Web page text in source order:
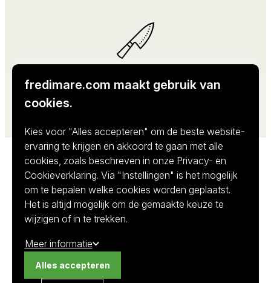
Professioneel en vertrouwd
Kwaliteit in elke levering
Omschrijving
Corvina van Acquadea
Recht uit de kristalheldere wateren rond Corsica
fredimare.com maakt gebruik van
cookies.
Kies voor "Alles accepteren" om de beste website-
ervaring te krijgen en akkoord te gaan met alle
cookies, zoals beschreven in onze Privacy- en
Cookieverklaring. Via "Instellingen" is het mogelijk
om te bepalen welke cookies worden geplaatst.
Het is altijd mogelijk om de gemaakte keuze te
wijzigen of in te trekken.
Meer informatie
Alles accepteren